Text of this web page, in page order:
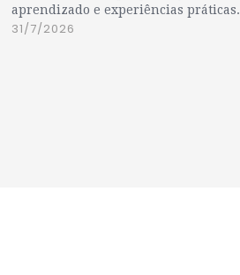
aprendizado e experiências práticas.
31/7/2026